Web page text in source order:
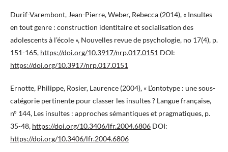
Durif-Varembont, Jean-Pierre, Weber, Rebecca (2014), « Insultes
en tout genre : construction identitaire et socialisation des
adolescents à l’école », Nouvelles revue de psychologie, no 17(4), p.
151-165, https://doi.org/10.3917/nrp.017.0151 DOI:
https://doi.org/10.3917/nrp.017.0151
Ernotte, Philippe, Rosier, Laurence (2004), « L’ontotype : une sous-
catégorie pertinente pour classer les insultes ? Langue française,
n° 144, Les insultes : approches sémantiques et pragmatiques, p.
35-48, https://doi.org/10.3406/lfr.2004.6806 DOI:
https://doi.org/10.3406/lfr.2004.6806